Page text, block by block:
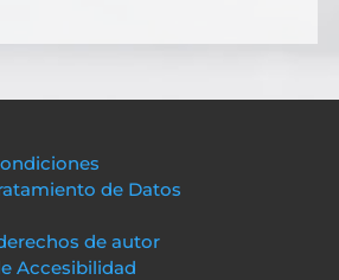
de Datos
de autor
Accesibilidad